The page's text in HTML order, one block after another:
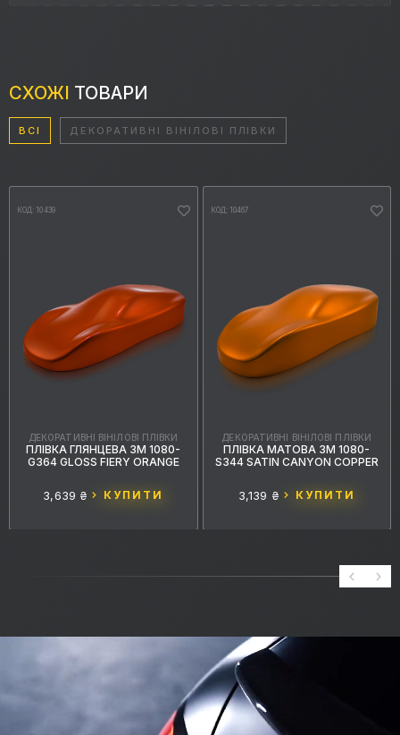
СХОЖІ ТОВАРИ
ВСІ ДЕКОРАТИВНІ ВІНІЛОВІ ПЛІВКИ
КОД: 10439
ДЕКОРАТИВНІ ВІНІЛОВІ ПЛІВКИ
ПЛІВКА ГЛЯНЦЕВА 3M 1080-
G364 GLOSS FIERY ORANGE
3,639 ₴ КУПИТИ
КОД: 10467
ДЕКОРАТИВНІ ВІНІЛОВІ ПЛІВКИ
ПЛІВКА МАТОВА 3M 1080-
S344 SATIN CANYON COPPER
3,139 ₴ КУПИТИ